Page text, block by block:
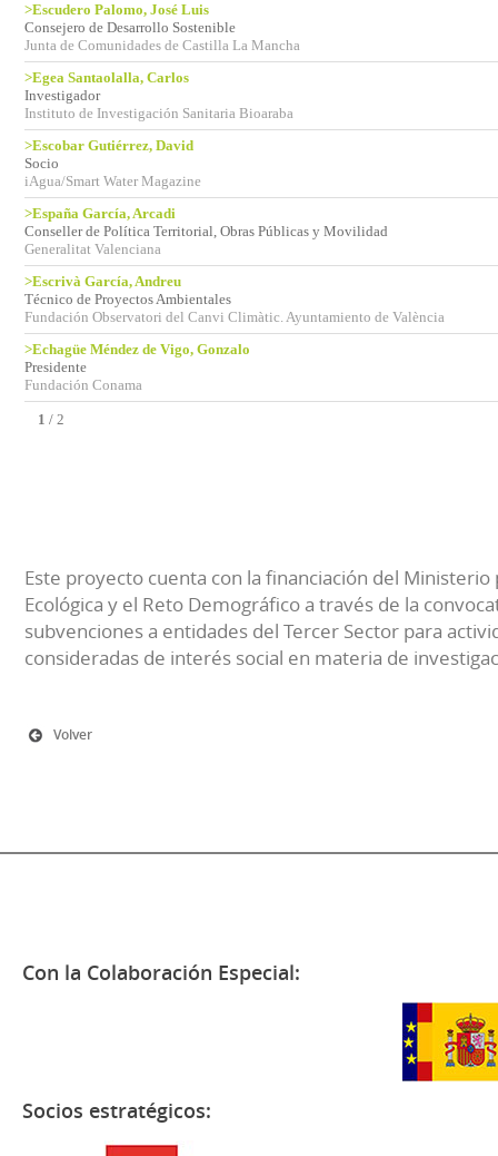
>Escudero Palomo, José Luis
Consejero de Desarrollo Sostenible
Junta de Comunidades de Castilla La Mancha
>Egea Santaolalla, Carlos
Investigador
Instituto de Investigación Sanitaria Bioaraba
>Escobar Gutiérrez, David
Socio
iAgua/Smart Water Magazine
>España García, Arcadi
Conseller de Política Territorial, Obras Públicas y Movilidad
Generalitat Valenciana
>Escrivà García, Andreu
Técnico de Proyectos Ambientales
Fundación Observatori del Canvi Climàtic. Ayuntamiento de València
>Echagüe Méndez de Vigo, Gonzalo
Presidente
Fundación Conama
1 / 2
Este proyecto cuenta con la financiación del Ministerio
Ecológica y el Reto Demográfico a través de la
subvenciones a entidades del Tercer Sector para
consideradas de interés social en materia de
Volver
Con la Colaboración Especial:
Socios estratégicos: